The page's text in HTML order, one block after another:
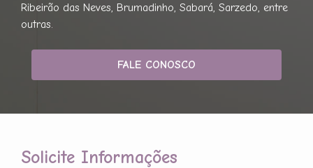
Ribeirão das Neves, Brumadinho, Sabará, Sarzedo, entre
outras.
FALE CONOSCO
Solicite Informações